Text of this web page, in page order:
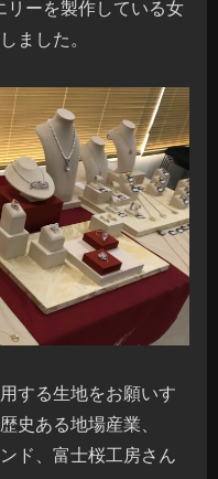
リーを製作している女
ました。
する生地をお願いす
史ある地場産業、
ド、富士桜工房さん